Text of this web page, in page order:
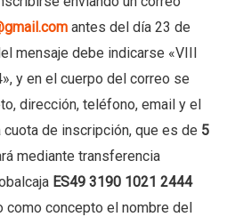
antes del día 23 de
mensaje debe indicarse «VIII
y en el cuerpo del correo se
dirección, teléfono, email y el
de inscripción, que es de 5
mediante transferencia
ES49 3190 1021 2444
como concepto el nombre del